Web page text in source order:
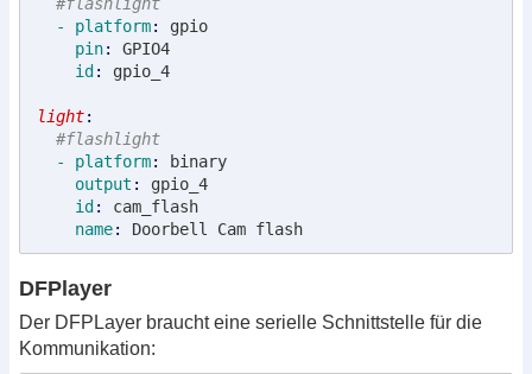
#flashlight
  - platform
: gpio
    pin
: GPIO4
    id
: gpio_4
light
#flashlight
  - platform
:
binary
    output
: gpio_4
    id
: cam_flash
    name
: Doorbell Cam flash
DFPlayer
Der DFPLayer braucht eine serielle Schnittstelle für die
Kommunikation: